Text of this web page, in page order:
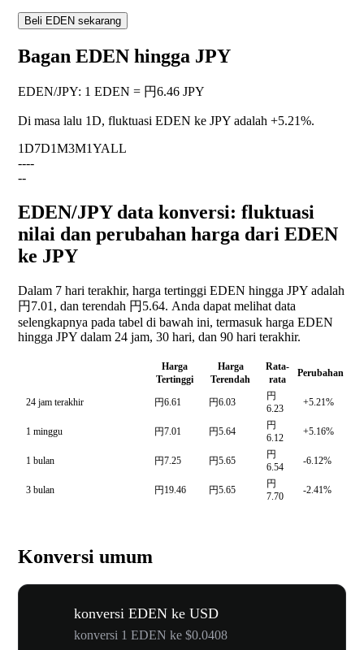
Beli EDEN sekarang
Bagan EDEN hingga JPY
EDEN/JPY: 1 EDEN = 円6.46 JPY
Di masa lalu 1D, fluktuasi EDEN ke JPY adalah +5.21%.
1D7D1M3M1YALL
----
--
EDEN/JPY data konversi: fluktuasi
nilai dan perubahan harga dari EDEN
ke JPY
Dalam 7 hari terakhir, harga tertinggi EDEN hingga JPY adalah
円7.01, dan terendah 円5.64. Anda dapat melihat data
selengkapnya pada tabel di bawah ini, termasuk harga EDEN
hingga JPY dalam 24 jam, 30 hari, dan 90 hari terakhir.
Harga
Tertinggi
Harga
Terendah
Rata-
rata
Perubahan
24 jam terakhir 円6.61 円6.03
円
6.23
+5.21%
1 minggu 円7.01 円5.64
円
6.12
+5.16%
1 bulan 円7.25 円5.65
円
6.54
-6.12%
3 bulan 円19.46 円5.65
円
7.70
-2.41%
Konversi umum
konversi EDEN ke USD
konversi 1 EDEN ke $0.0408